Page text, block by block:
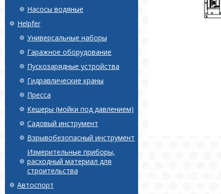
Насосы водяные
Helpfer
Универсальные наборы
Гаражное оборудование
Пускозарядные устройства
Гидравлические краны
Пресса
Кешеры (мойки под давлением)
Садовый инструмент
Взрывобезопасный инструмент
Измерительные приборы,
расходный материал для
строительства
Автоспорт